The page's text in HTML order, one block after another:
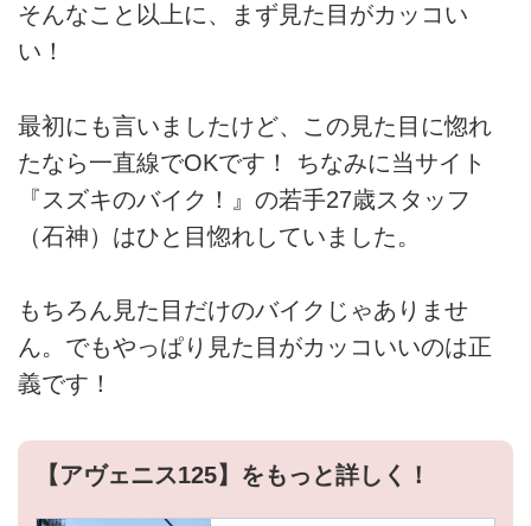
そんなこと以上に、まず見た目がカッコい
い！
最初にも言いましたけど、この見た目に惚れ
たなら一直線でOKです！ ちなみに当サイト
『スズキのバイク！』の若手27歳スタッフ
（石神）はひと目惚れしていました。
もちろん見た目だけのバイクじゃありませ
ん。でもやっぱり見た目がカッコいいのは正
義です！
【アヴェニス125】をもっと詳しく！